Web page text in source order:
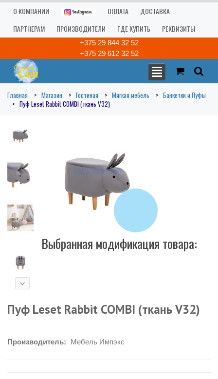
О КОМПАНИИ ОПЛАТА
ДОСТАВКА
ПАРТНЕРАМ
ПРОИЗВОДИТЕЛИ ГДЕ КУПИТЬ РЕКВИЗИТЫ
+375 29 844 32 52
+375 29 612 32 52
Главная Магазин Гостиная Мягкая мебель
Банкетки и Пуфы
Пуф Leset Rabbit COMBI (ткань V32)
Выбранная модификация товара:
Пуф Leset Rabbit COMBI (ткань V32)
Производитель: Мебель Импэкс